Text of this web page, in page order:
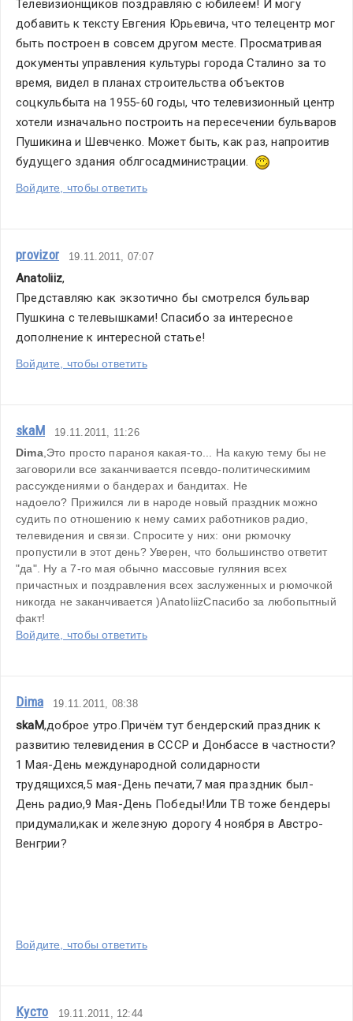
Телевизионщиков поздравляю с юбилеем! И могу
добавить к тексту Евгения Юрьевича, что телецентр мог
быть построен в совсем другом месте. Просматривая
документы управления культуры города Сталино за то
время, видел в планах строительства объектов
соцкульбыта на 1955-60 годы, что телевизионный центр
хотели изначально построить на пересечении бульваров
Пушикина и Шевченко. Может быть, как раз, напроитив
будущего здания облгосадминистрации.
Войдите, чтобы ответить
provizor 19.11.2011, 07:07
Anatoliiz,
Представляю как экзотично бы смотрелся бульвар
Пушкина с телевышками! Спасибо за интересное
дополнение к интересной статье!
Войдите, чтобы ответить
skaM 19.11.2011, 11:26
Dima,Это просто параноя какая-то... На какую тему бы не
заговорили все заканчивается псевдо-политическимим
рассуждениями о бандерах и бандитах. Не
надоело? Прижился ли в народе новый праздник можно
судить по отношению к нему самих работников радио,
телевидения и связи. Спросите у них: они рюмочку
пропустили в этот день? Уверен, что большинство ответит
"да". Ну а 7-го мая обычно массовые гуляния всех
причастных и поздравления всех заслуженных и рюмочкой
никогда не заканчивается )AnatoliizСпасибо за любопытный
факт!
Войдите, чтобы ответить
Dima 19.11.2011, 08:38
skaM,доброе утро.Причём тут бендерский праздник к
развитию телевидения в СССР и Донбассе в частности?
1 Мая-День международной солидарности
трудящихся,5 мая-День печати,7 мая праздник был-
День радио,9 Мая-День Победы!Или ТВ тоже бендеры
придумали,как и железную дорогу 4 ноября в Австро-
Венгрии?
Войдите, чтобы ответить
Кусто 19.11.2011, 12:44